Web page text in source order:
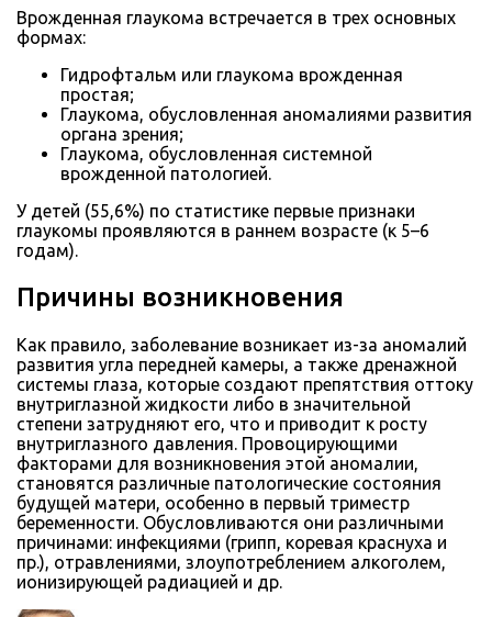
Врожденная глаукома встречается в трех основных
формах:
Гидрофтальм или глаукома врожденная
простая;
Глаукома, обусловленная аномалиями развития
органа зрения;
Глаукома, обусловленная системной
врожденной патологией.
У детей (55,6%) по статистике первые признаки
глаукомы проявляются в раннем возрасте (к 5–6
годам).
Причины возникновения
Как правило, заболевание возникает из-за аномалий
развития угла передней камеры, а также дренажной
системы глаза, которые создают препятствия оттоку
внутриглазной жидкости либо в значительной
степени затрудняют его, что и приводит к росту
внутриглазного давления. Провоцирующими
факторами для возникновения этой аномалии,
становятся различные патологические состояния
будущей матери, особенно в первый триместр
беременности. Обусловливаются они различными
причинами: инфекциями (грипп, коревая краснуха и
пр.), отравлениями, злоупотреблением алкоголем,
ионизирующей радиацией и др.